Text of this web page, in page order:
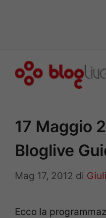
17 Maggio
Bloglive
Mag 17, 2012 di
Ecco la